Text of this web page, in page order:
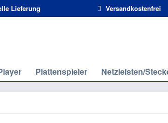
Lieferung Versandkostenfrei
Plattenspieler Netzleisten/